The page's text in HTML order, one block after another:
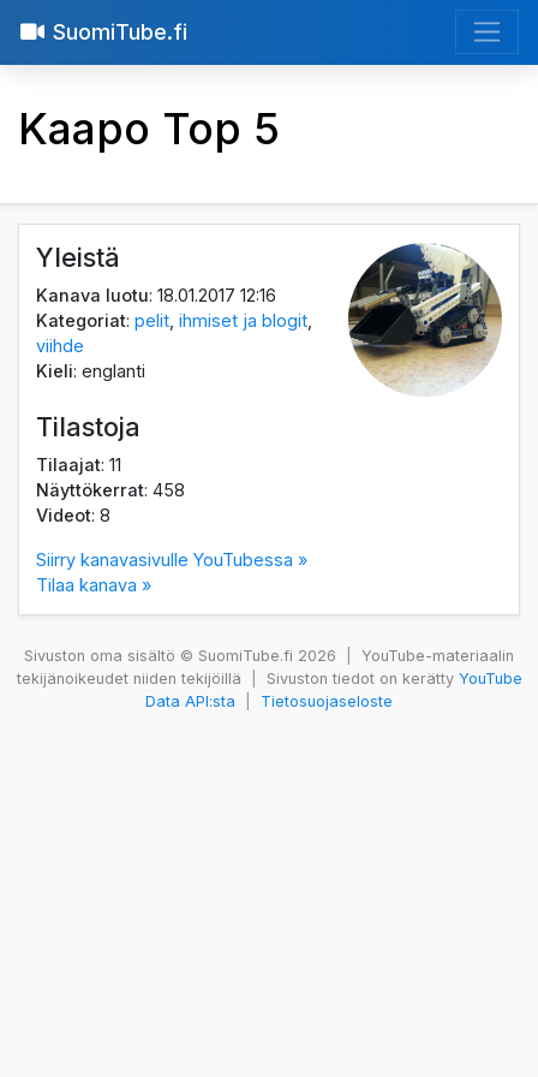
SuomiTube.fi
Kaapo Top 5
Yleistä
Kanava luotu: 18.01.2017 12:16
Kategoriat:pelit ,ihmiset ja blogit
viihde
Kieli: englanti
Tilastoja
Tilaajat: 11
Näyttökerrat: 458
Videot: 8
Siirry kanavasivulle YouTubessa »
Tilaa kanava »
Sivuston oma sisältö © SuomiTube.fi 2026
YouTube-materiaalin
tekijänoikeudet niiden tekijöillä
Sivuston tiedot on kerätty YouTube
Data API:sta
Tietosuojaseloste